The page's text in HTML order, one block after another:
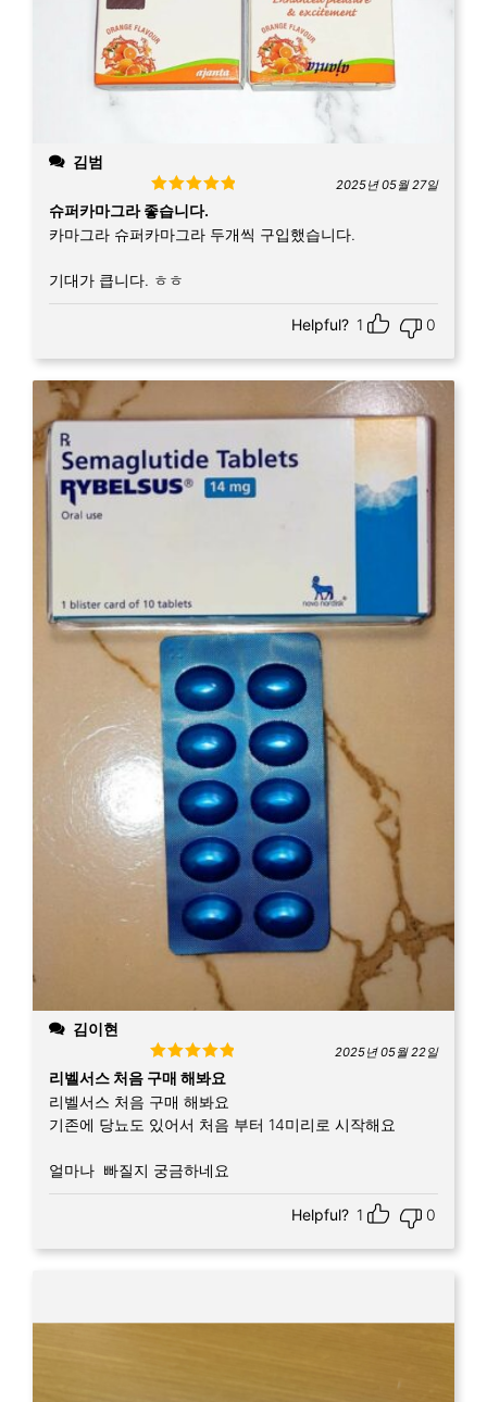
김범
Rated5
of 5
2025년 05월 27일
슈퍼카마그라 좋습니다.
카마그라 슈퍼카마그라 두개씩 구입했습니다.
기대가 큽니다. ㅎㅎ
Helpful? 1 0
김이현
Rated5out
of 5
2025년 05월 22일
리벨서스 처음 구매 해봐요
리벨서스 처음 구매 해봐요
기존에 당뇨도 있어서 처음 부터 14미리로 시작해요
얼마나 빠질지 궁금하네요
Helpful? 1 0